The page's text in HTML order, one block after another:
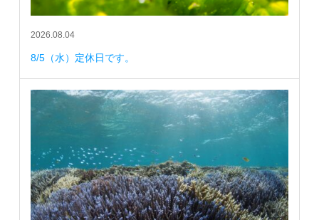
2026.08.04
8/5（水）定休日です。